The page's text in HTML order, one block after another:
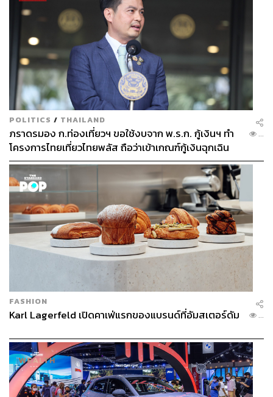
POLITICS / THAILAND
ภราดรมอง ก.ท่องเที่ยวฯ ขอใช้งบจาก พ.ร.ก. กู้เงินฯ ทำ
โครงการไทยเที่ยวไทยพลัส ถือว่าเข้าเกณฑ์กู้เงินฉุกเฉิน
...
FASHION
Karl Lagerfeld เปิดคาเฟ่แรกของแบรนด์ที่อัมสเตอร์ดัม ...